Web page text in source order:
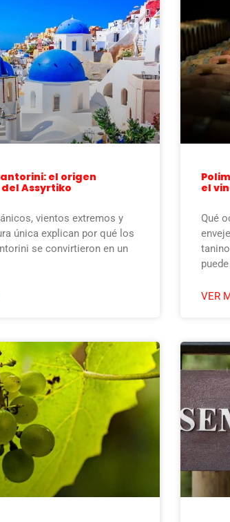
el origen
Assyrtiko
vientos extremos y
única explican por qué los
se convirtieron en un
el
Qué
puede
VER